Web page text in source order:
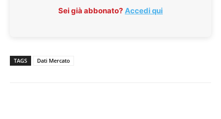
Sei già abbonato? Accedi qui
TAGS Dati Mercato